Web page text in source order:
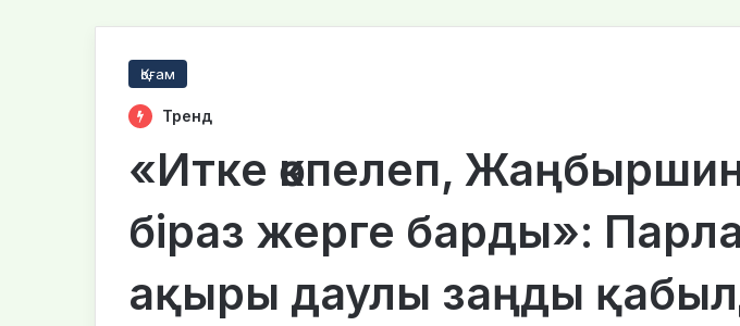
Қоғам
Тренд
«Итке өкпелеп,
біраз жерге барды»:
ақыры даулы заңды